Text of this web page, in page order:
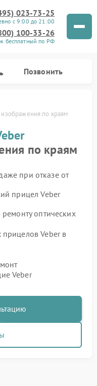
023-73-25
с 9:00 до 21:00
100-33-26
бесплатный по РФ
Позвонить
по краям
по краям
при отказе от
прицел Veber
оптических
Veber в
Veber